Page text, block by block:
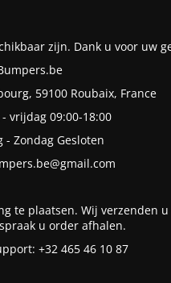
zijn. Dank u voor uw
59100 Roubaix, France
vrijdag 09:00-18:00
- Zondag Gesloten
plaatsen. Wij verzenden
u order afhalen.
+32 465 46 10 87